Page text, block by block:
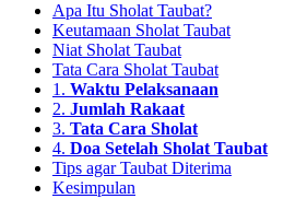
Apa Itu Sholat Taubat?
Keutamaan Sholat Taubat
Niat Sholat Taubat
Tata Cara Sholat Taubat
1. Waktu Pelaksanaan
2. Jumlah Rakaat
3. Tata Cara Sholat
4. Doa Setelah Sholat Taubat
Tips agar Taubat Diterima
Kesimpulan